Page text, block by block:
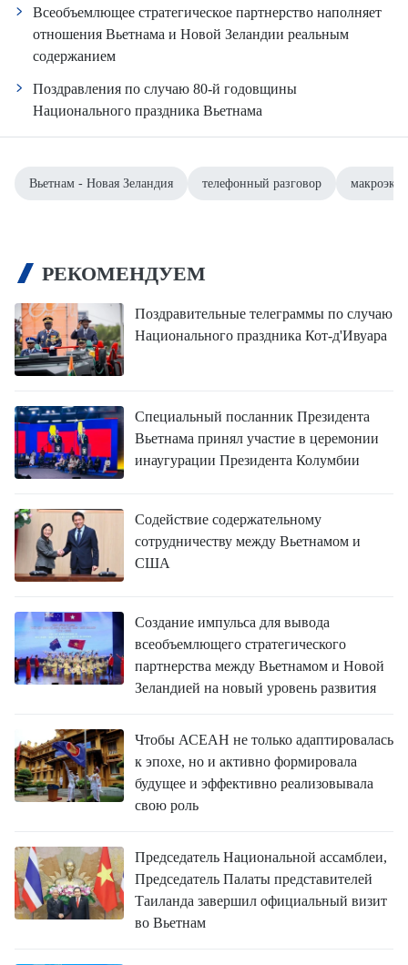
Всеобъемлющее стратегическое партнерство наполняет
отношения Вьетнама и Новой Зеландии реальным
содержанием
Поздравления по случаю 80-й годовщины
Национального праздника Вьетнама
Вьетнам - Новая Зеландия телефонный разговор
РЕКОМЕНДУЕМ
Поздравительные телеграммы по случаю
Национального праздника Кот-д'Ивуара
Специальный посланник Президента
Вьетнама принял участие в церемонии
инаугурации Президента Колумбии
Содействие содержательному
сотрудничеству между Вьетнамом и
США
Создание импульса для вывода
всеобъемлющего стратегического
партнерства между Вьетнамом и Новой
Зеландией на новый уровень развития
Чтобы АСЕАН не только адаптировалась
к эпохе, но и активно формировала
будущее и эффективно реализовывала
свою роль
Председатель Национальной ассамблеи,
Председатель Палаты представителей
Таиланда завершил официальный визит
во Вьетнам